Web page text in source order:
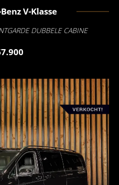
V-Klasse
DUBBELE CABINE